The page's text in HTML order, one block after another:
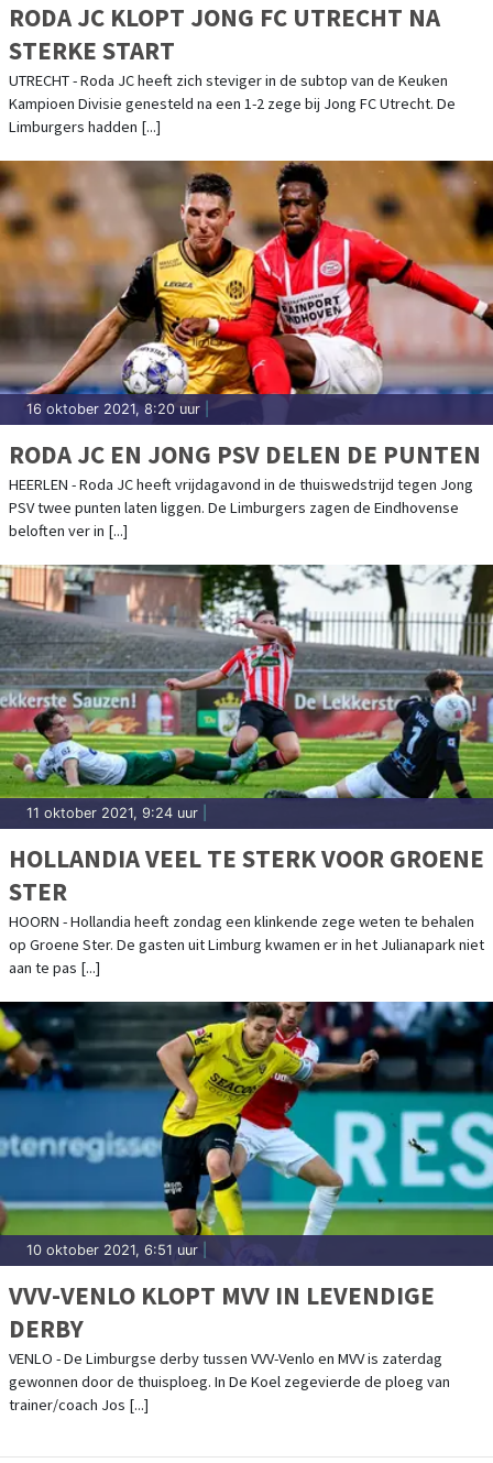
RODA JC KLOPT JONG FC UTRECHT NA
STERKE START
UTRECHT - Roda JC heeft zich steviger in de subtop van de Keuken
Kampioen Divisie genesteld na een 1-2 zege bij Jong FC Utrecht. De
Limburgers hadden [...]
16 oktober 2021, 8:20 uur
RODA JC EN JONG PSV DELEN DE PUNTEN
HEERLEN - Roda JC heeft vrijdagavond in de thuiswedstrijd tegen Jong
PSV twee punten laten liggen. De Limburgers zagen de Eindhovense
beloften ver in [...]
11 oktober 2021, 9:24 uur
HOLLANDIA VEEL TE STERK VOOR GROENE
STER
HOORN - Hollandia heeft zondag een klinkende zege weten te behalen
op Groene Ster. De gasten uit Limburg kwamen er in het Julianapark niet
aan te pas [...]
10 oktober 2021, 6:51 uur
VVV-VENLO KLOPT MVV IN LEVENDIGE
DERBY
VENLO - De Limburgse derby tussen VVV-Venlo en MVV is zaterdag
gewonnen door de thuisploeg. In De Koel zegevierde de ploeg van
trainer/coach Jos [...]